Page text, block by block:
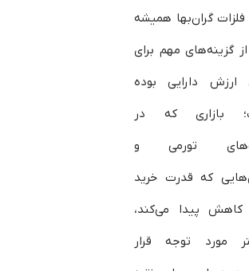
فلزات گران‌بها همیشه
گزینه‌های مهم برای
ارزش دارایی بوده
بازاری که در
تورمی و
که قدرت خرید
کاهش پیدا می‌کند،
مورد توجه قرار